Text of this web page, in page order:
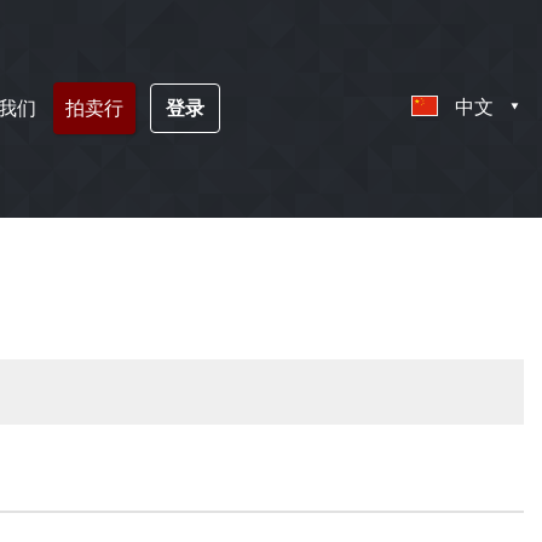
们 拍卖行 登录 中文